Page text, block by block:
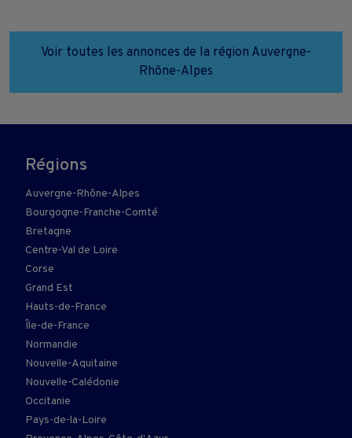
Voir toutes les annonces de la région Auvergne-
Rhône-Alpes
Régions
Auvergne-Rhône-Alpes
Bourgogne-Franche-Comté
Bretagne
Centre-Val de Loire
Corse
Grand Est
Hauts-de-France
Île-de-France
Normandie
Nouvelle-Aquitaine
Nouvelle-Calédonie
Occitanie
Pays-de-la-Loire